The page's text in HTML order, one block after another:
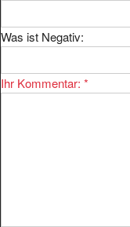
Was ist Negativ:
Ihr Kommentar: *